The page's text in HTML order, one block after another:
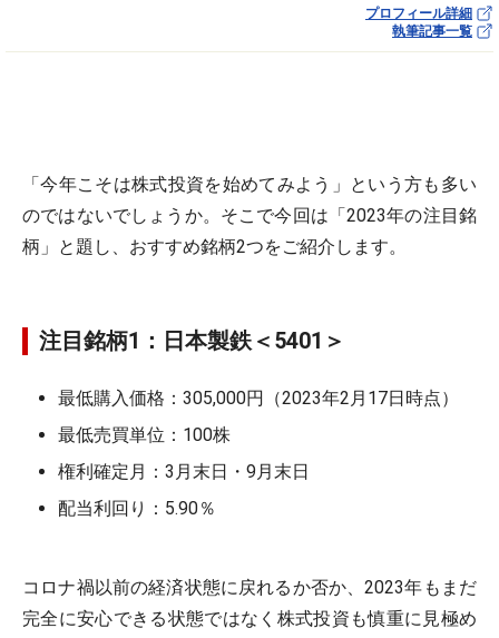
プロフィール詳細
執筆記事一覧
「今年こそは株式投資を始めてみよう」という方も多い
のではないでしょうか。そこで今回は「2023年の注目銘
柄」と題し、おすすめ銘柄2つをご紹介します。
注目銘柄1：日本製鉄＜5401＞
最低購入価格：305,000円（2023年2月17日時点）
最低売買単位：100株
権利確定月：3月末日・9月末日
配当利回り：5.90％
コロナ禍以前の経済状態に戻れるか否か、2023年もまだ
完全に安心できる状態ではなく株式投資も慎重に見極め